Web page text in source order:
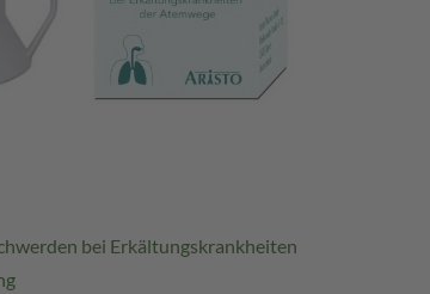
bei Erkältungskrankheiten